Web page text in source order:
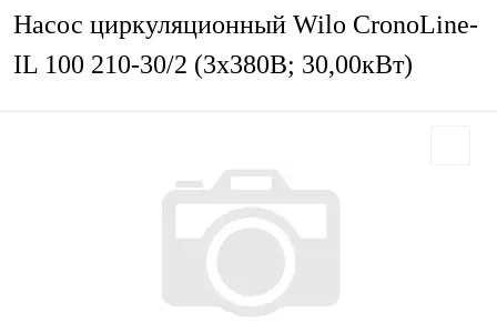
Насос циркуляционный Wilo CronoLine-
IL 100 210-30/2 (3х380В; 30,00кВт)